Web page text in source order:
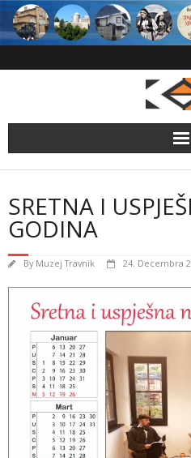
Skip
content
SRETNA I
GODINA
By Muzej Travnik 24. Decembra